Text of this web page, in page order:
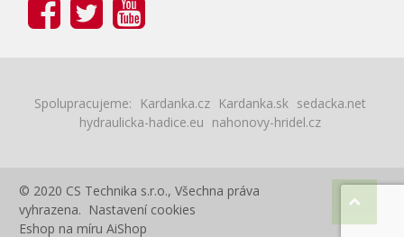
Spolupracujeme: Kardanka.cz Kardanka.sk sedacka.net
hydraulicka-hadice.eu nahonovy-hridel.cz
© 2020 CS Technika s.r.o., Všechna práva
vyhrazena. Nastavení cookies
Eshop na míru AiShop